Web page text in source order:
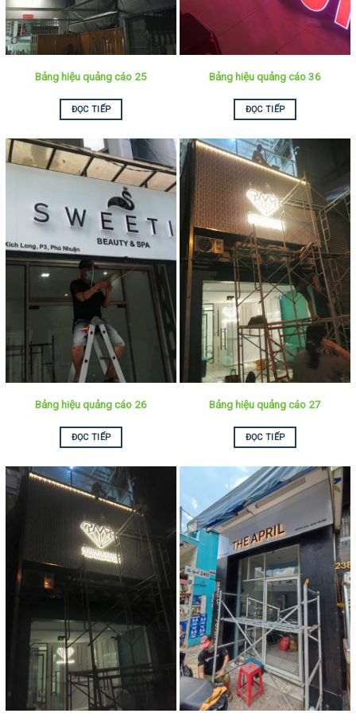
Bảng hiệu quảng cáo 25
ĐỌC TIẾP
Bảng hiệu quảng cáo 36
ĐỌC TIẾP
Bảng hiệu quảng cáo 26
ĐỌC TIẾP
Bảng hiệu quảng cáo 27
ĐỌC TIẾP